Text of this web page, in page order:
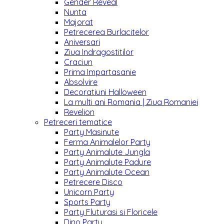
Gender Reveal
Nunta
Majorat
Petrecerea Burlacitelor
Aniversari
Ziua Indragostitilor
Craciun
Prima Impartasanie
Absolvire
Decoratiuni Halloween
La multi ani Romania | Ziua Romaniei
Revelion
Petreceri tematice
Party Masinute
Ferma Animalelor Party
Party Animalute Jungla
Party Animalute Padure
Party Animalute Ocean
Petrecere Disco
Unicorn Party
Sports Party
Party Fluturasi si Floricele
Dino Party